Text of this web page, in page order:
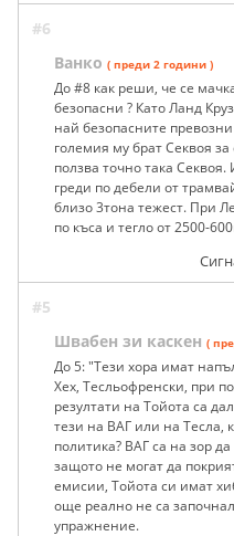
#6
Ванко ( преди 2 години )
До #8 как реши, че се
безопасни ? Като Ланд
най безопасните
големия му брат Секвоя
ползва точно така
греди по дебели от
близо 3тона тежест. При
по къса и тегло от 2500-
#5
Швабен зи каскен (
До 5: "Тези хора имат
Хех, Тесльофренски, при
резултати на Тойота са
тези на ВАГ или на Тесла,
политика? ВАГ са на зор
защото не могат да
емисии, Тойота си имат
още реално не са
упражнение.